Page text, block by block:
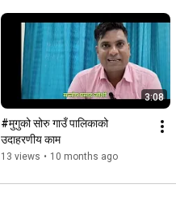
3:08
#मुगुको सोरु गाउँ पालिकाको
उदाहरणीय काम
13 views • 10 months ago